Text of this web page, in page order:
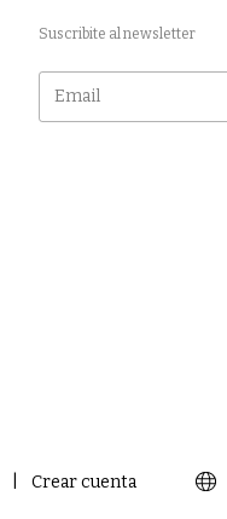
Suscribite al newsletter
Crear cuenta